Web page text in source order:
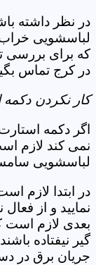
در نظر داشته
لباسشویی
که برای بررسی
در کرج تماس
کار نکردن
اگر دکمه
نمی کند لازم
لباسشویی
در ابتدا لازم
نمایید و از
بعدی لازم است
گیر نیفتاده
جریان برق در